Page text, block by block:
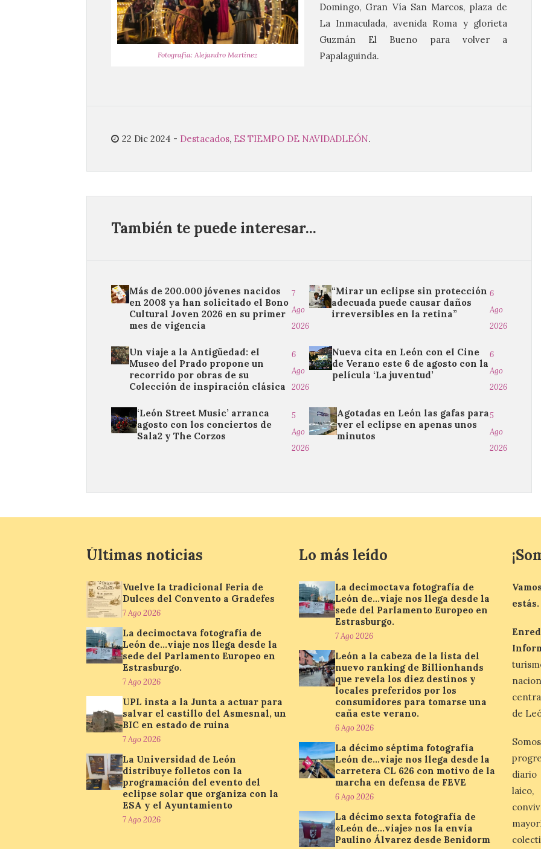
Fotografía: Alejandro Martínez
Domingo, Gran Vía San Marcos, plaza de
La Inmaculada, avenida Roma y glorieta
Guzmán El Bueno para volver a
Papalaguinda.
22 Dic 2024 - Destacados, ES TIEMPO DE NAVIDADLEÓN.
También te puede interesar...
Más de 200.000 jóvenes nacidos
en 2008 ya han solicitado el Bono
Cultural Joven 2026 en su primer
mes de vigencia
7
Ago
2026
“Mirar un eclipse sin protección
adecuada puede causar daños
irreversibles en la retina”
6
Ago
2026
Un viaje a la Antigüedad: el
Museo del Prado propone un
recorrido por obras de su
Colección de inspiración clásica
6
Ago
2026
Nueva cita en León con el Cine
de Verano este 6 de agosto con la
película ‘La juventud’
6
Ago
2026
‘León Street Music’ arranca
agosto con los conciertos de
Sala2 y The Corzos
5
Ago
2026
Agotadas en León las gafas para
ver el eclipse en apenas unos
minutos
5
Ago
2026
Últimas noticias
Vuelve la tradicional Feria de
Dulces del Convento a Gradefes
7 Ago 2026
La decimoctava fotografía de
León de…viaje nos llega desde la
sede del Parlamento Europeo en
Estrasburgo.
7 Ago 2026
UPL insta a la Junta a actuar para
salvar el castillo del Asmesnal, un
BIC en estado de ruina
7 Ago 2026
La Universidad de León
distribuye folletos con la
programación del evento del
eclipse solar que organiza con la
ESA y el Ayuntamiento
7 Ago 2026
Lo más leído
La decimoctava fotografía de
León de…viaje nos llega desde la
sede del Parlamento Europeo en
Estrasburgo.
7 Ago 2026
León a la cabeza de la lista del
nuevo ranking de Billionhands
que revela los diez destinos y
locales preferidos por los
consumidores para tomarse una
caña este verano.
6 Ago 2026
La décimo séptima fotografía
León de…viaje nos llega desde la
carretera CL 626 con motivo de la
marcha en defensa de FEVE
6 Ago 2026
La décimo sexta fotografía de
«León de…viaje» nos la envía
Paulino Álvarez desde Benidorm
estás.
de
diario